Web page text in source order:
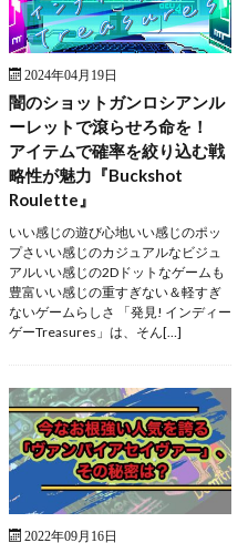
2024年04月19日
闇のショットガンロシアンル
ーレットで滾らせろ命を！
アイテムで確率を絞り込む戦
略性が魅力『Buckshot
Roulette』
いい感じの遊び心地いい感じのポッ
プさいい感じのカジュアルなビジュ
アルいい感じの2Dドットなゲームも
豊富いい感じの重すぎない＆軽すぎ
ないゲームらしさ 「発見! インディー
ゲーTreasures」は、そん[…]
2022年09月16日